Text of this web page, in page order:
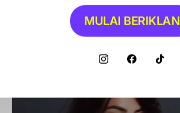
MULAI BERIKLAN